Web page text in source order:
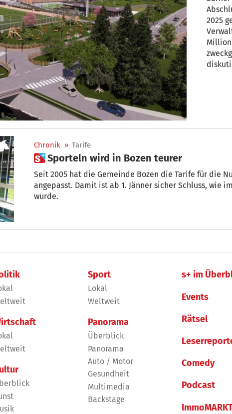
2025
Chronik » Tarife
 Sporteln wird in Bozen teurer
Seit 2005 hat die Gemeinde Bozen die Tarife für die
angepasst. Damit ist ab 1. Jänner sicher Schluss, wie
wurde.
Sport
Lokal
Weltweit
Panorama
Überblick
Panorama
Auto / Motor
Gesundheit
Multimedia
Backstage
s+ im
Events
Rätsel
Comedy
Podcast